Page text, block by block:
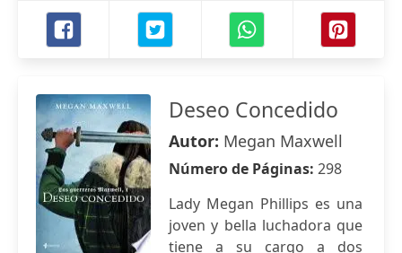
Deseo Concedido
Autor: Megan Maxwell
Número de Páginas: 298
Lady Megan Phillips es una
joven y bella luchadora que
tiene a su cargo a dos